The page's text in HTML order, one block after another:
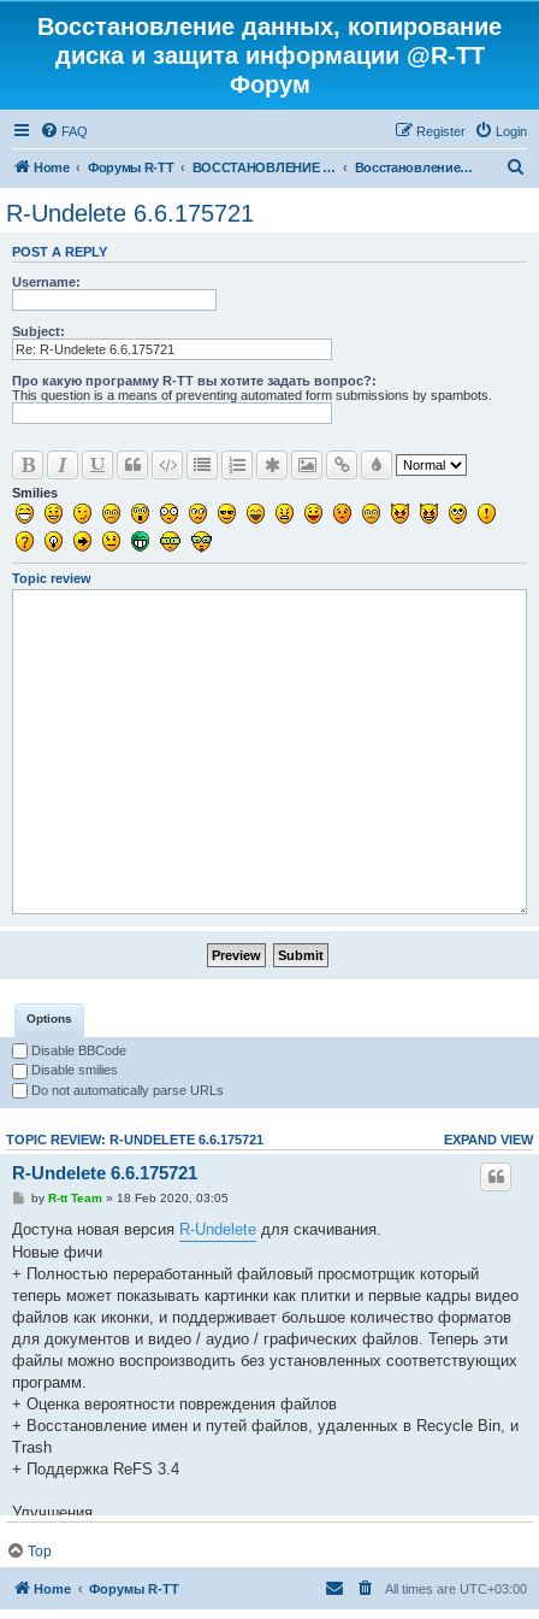
Восстановление данных, копирование
диска и защита информации @R-TT
Форум
FAQ Login
Register
Home Форумы R-TT ВОССТАНОВЛЕНИЕ ДАННЫХ И УДАЛЕННЫХ ФАЙЛОВ Восстановление Удаленных Файлов
R-Undelete 6.6.175721
POST A REPLY
Username:
Subject:
Про какую программу R-TT вы хотите задать вопрос?:
This question is a means of preventing automated form submissions by spambots.
Smilies
Topic review
Options
Disable BBCode
Disable smilies
Do not automatically parse URLs
EXPAND VIEW
TOPIC REVIEW: R-UNDELETE 6.6.175721
R-Undelete 6.6.175721
by R-tt Team» 18 Feb 2020, 03:05
Достуна новая версия R-Undelete для скачивания.
Новые фичи
+ Полностью переработанный файловый просмотрщик который
теперь может показывать картинки как плитки и первые кадры видео
файлов как иконки, и поддерживает большое количество форматов
для документов и видео / аудио / графических файлов. Теперь эти
файлы можно воспроизводить без установленных соответствующих
программ.
+ Оценка вероятности повреждения файлов
+ Восстановление имен и путей файлов, удаленных в Recycle Bin, и
Trash
+ Поддержка ReFS 3.4
Улучшения
файловых систем.
* Использование памяти было оптимизировано и отлажено.
* Улучшен анализ и реконструкция файловых систем NTFS и FAT32
Top
Home Форумы R-TT All times are UTC+03:00